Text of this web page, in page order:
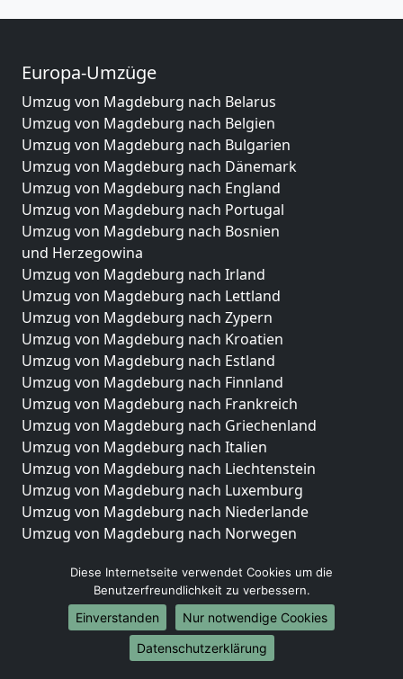
Europa-Umzüge
Umzug von Magdeburg nach Belarus
Umzug von Magdeburg nach Belgien
Umzug von Magdeburg nach Bulgarien
Umzug von Magdeburg nach Dänemark
Umzug von Magdeburg nach England
Umzug von Magdeburg nach Portugal
Umzug von Magdeburg nach Bosnien
und Herzegowina
Umzug von Magdeburg nach Irland
Umzug von Magdeburg nach Lettland
Umzug von Magdeburg nach Zypern
Umzug von Magdeburg nach Kroatien
Umzug von Magdeburg nach Estland
Umzug von Magdeburg nach Finnland
Umzug von Magdeburg nach Frankreich
Umzug von Magdeburg nach Griechenland
Umzug von Magdeburg nach Italien
Umzug von Magdeburg nach Liechtenstein
Umzug von Magdeburg nach Luxemburg
Umzug von Magdeburg nach Niederlande
Umzug von Magdeburg nach Norwegen
Umzüge-Deutschlandweit
Umzug von Magdeburg nach Berlin
Umzug von Magdeburg nach Hamburg
Umzug von Magdeburg nach München
Umzug von Magdeburg nach Köln
Diese Internetseite verwendet Cookies um die
Benutzerfreundlichkeit zu verbessern.
Einverstanden
Nur notwendige Cookies
Datenschutzerklärung